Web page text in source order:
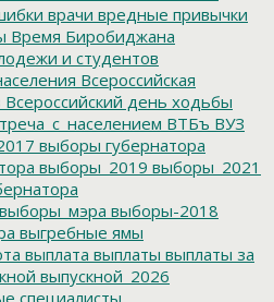
врачи вредные привычки
Время Биробиджана
и студентов
Всероссийская
Всероссийский день ходьбы
ВТБъ ВУЗ
выборы губернатора
выборы_2019 выборы_2021
выборы_мэра выборы-2018
выгребные ямы
выплата выплаты выплаты за
выпускной_2026
специалисты